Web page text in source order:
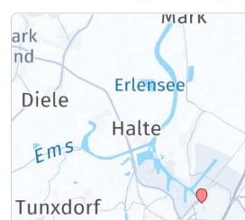
Einzelzimmer
1 Erwachsenen und 1 Kind